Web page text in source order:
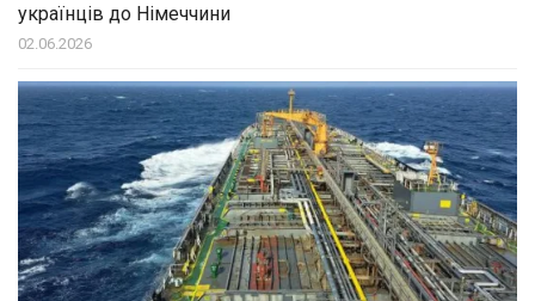
українців до Німеччини
02.06.2026